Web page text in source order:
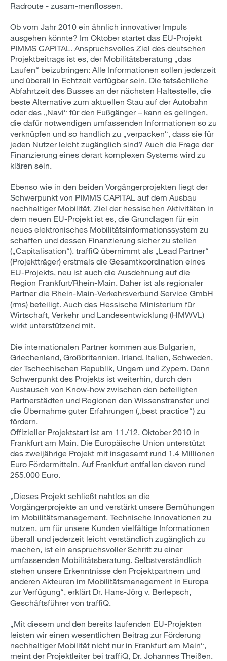
Radroute - zusam-menflossen.
Ob vom Jahr 2010 ein ähnlich innovativer Impuls
ausgehen könnte? Im Oktober startet das EU-Projekt
PIMMS CAPITAL. Anspruchsvolles Ziel des deutschen
Projektbeitrags ist es, der Mobilitätsberatung „das
Laufen“ beizubringen: Alle Informationen sollen jederzeit
und überall in Echtzeit verfügbar sein. Die tatsächliche
Abfahrtzeit des Busses an der nächsten Haltestelle, die
beste Alternative zum aktuellen Stau auf der Autobahn
oder das „Navi“ für den Fußgänger – kann es gelingen,
die dafür notwendigen umfassenden Informationen so zu
verknüpfen und so handlich zu „verpacken“, dass sie für
jeden Nutzer leicht zugänglich sind? Auch die Frage der
Finanzierung eines derart komplexen Systems wird zu
klären sein.
Ebenso wie in den beiden Vorgängerprojekten liegt der
Schwerpunkt von PIMMS CAPITAL auf dem Ausbau
nachhaltiger Mobilität. Ziel der hessischen Aktivitäten in
dem neuen EU-Projekt ist es, die Grundlagen für ein
neues elektronisches Mobilitätsinformationssystem zu
schaffen und dessen Finanzierung sicher zu stellen
(„Capitalisation“). traffiQ übernimmt als „Lead Partner“
(Projektträger) erstmals die Gesamtkoordination eines
EU-Projekts, neu ist auch die Ausdehnung auf die
Region Frankfurt/Rhein-Main. Daher ist als regionaler
Partner die Rhein-Main-Verkehrsverbund Service GmbH
(rms) beteiligt. Auch das Hessische Ministerium für
Wirtschaft, Verkehr und Landesentwicklung (HMWVL)
wirkt unterstützend mit.
Die internationalen Partner kommen aus Bulgarien,
Griechenland, Großbritannien, Irland, Italien, Schweden,
der Tschechischen Republik, Ungarn und Zypern. Denn
Schwerpunkt des Projekts ist weiterhin, durch den
Austausch von Know-how zwischen den beteiligten
Partnerstädten und Regionen den Wissenstransfer und
die Übernahme guter Erfahrungen („best practice“) zu
fördern.
Offizieller Projektstart ist am 11./12. Oktober 2010 in
Frankfurt am Main. Die Europäische Union unterstützt
das zweijährige Projekt mit insgesamt rund 1,4 Millionen
Euro Fördermitteln. Auf Frankfurt entfallen davon rund
255.000 Euro.
„Dieses Projekt schließt nahtlos an die
Vorgängerprojekte an und verstärkt unsere Bemühungen
im Mobilitätsmanagement. Technische Innovationen zu
nutzen, um für unsere Kunden vielfältige Informationen
überall und jederzeit leicht verständlich zugänglich zu
machen, ist ein anspruchsvoller Schritt zu einer
umfassenden Mobilitätsberatung. Selbstverständlich
stehen unsere Erkenntnisse den Projektpartnern und
anderen Akteuren im Mobilitätsmanagement in Europa
zur Verfügung“, erklärt Dr. Hans-Jörg v. Berlepsch,
Geschäftsführer von traffiQ.
„Mit diesem und den bereits laufenden EU-Projekten
leisten wir einen wesentlichen Beitrag zur Förderung
nachhaltiger Mobilität nicht nur in Frankfurt am Main“,
meint der Projektleiter bei traffiQ, Dr. Johannes Theißen.